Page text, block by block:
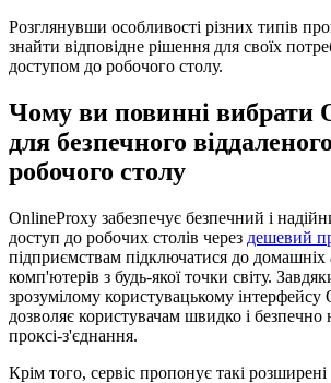
Розглянувши особливості різних типів
знайти відповідне рішення для своїх
доступом до робочого столу.
Чому ви повинні вибрати
для безпечного
робочого столу
OnlineProxy забезпечує безпечний і
доступ до робочих столів через дешевий
підприємствам підключатися до
комп'ютерів з будь-якої точки світу.
зрозумілому користувацькому інтерфейсу
дозволяє користувачам швидко і безпечно
проксі-з'єднання.
Крім того, сервіс пропонує такі